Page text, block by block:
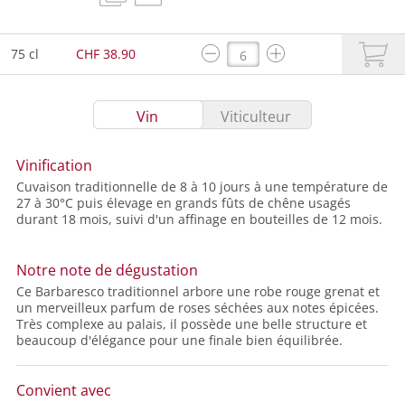
75 cl CHF 38.90
Vin Viticulteur
Vinification
Cuvaison traditionnelle de 8 à 10 jours à une température de
27 à 30°C puis élevage en grands fûts de chêne usagés
durant 18 mois, suivi d'un affinage en bouteilles de 12 mois.
Notre note de dégustation
Ce Barbaresco traditionnel arbore une robe rouge grenat et
un merveilleux parfum de roses séchées aux notes épicées.
Très complexe au palais, il possède une belle structure et
beaucoup d'élégance pour une finale bien équilibrée.
Convient avec